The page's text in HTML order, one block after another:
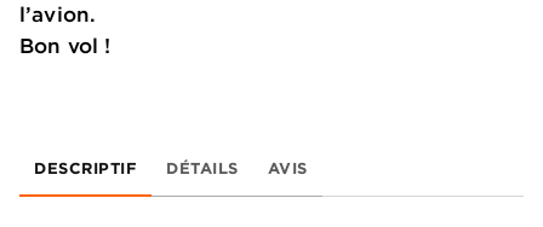
l’avion.
Bon vol !
DESCRIPTIF DÉTAILS AVIS